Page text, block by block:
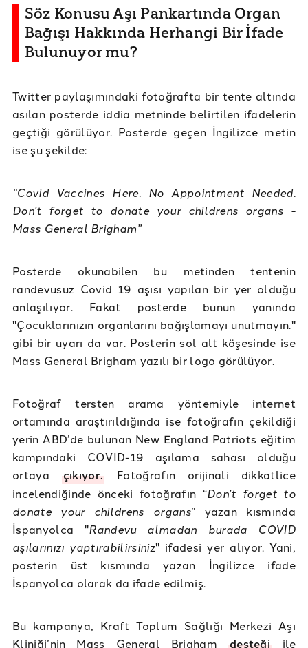
Söz Konusu Aşı Pankartında Organ
Bağışı Hakkında Herhangi Bir İfade
Bulunuyor mu?
Twitter paylaşımındaki fotoğrafta bir tente altında
asılan posterde iddia metninde belirtilen ifadelerin
geçtiği görülüyor. Posterde geçen İngilizce metin
ise şu şekilde:
“Covid Vaccines Here. No Appointment Needed.
Don’t forget to donate your childrens organs -
Mass General Brigham”
Posterde okunabilen bu metinden tentenin
randevusuz Covid 19 aşısı yapılan bir yer olduğu
anlaşılıyor. Fakat posterde bunun yanında
"Çocuklarınızın organlarını bağışlamayı unutmayın."
gibi bir uyarı da var. Posterin sol alt köşesinde ise
Mass General Brigham yazılı bir logo görülüyor.
Fotoğraf tersten arama yöntemiyle internet
ortamında araştırıldığında ise fotoğrafın çekildiği
yerin ABD’de bulunan New England Patriots eğitim
kampındaki COVID-19 aşılama sahası olduğu
ortaya çıkıyor. Fotoğrafın orijinali dikkatlice
incelendiğinde önceki fotoğrafın “Don’t forget to
donate your childrens organs” yazan kısmında
İspanyolca "Randevu almadan burada COVID
aşılarınızı yaptırabilirsiniz" ifadesi yer alıyor. Yani,
posterin üst kısmında yazan İngilizce ifade
İspanyolca olarak da ifade edilmiş.
Bu kampanya, Kraft Toplum Sağlığı Merkezi Aşı
Kliniği’nin Mass General Brigham desteği ile